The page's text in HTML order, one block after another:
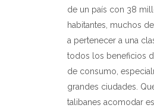
de un país con 38
habitantes, muchos
a pertenecer a una
todos los beneficios
de consumo,
grandes ciudades.
talibanes acomodar